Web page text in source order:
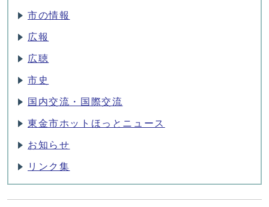
市の情報
広報
広聴
市史
国内交流・国際交流
東金市ホットほっとニュース
お知らせ
リンク集